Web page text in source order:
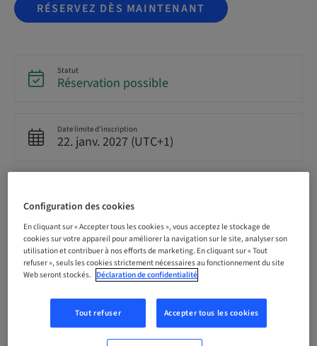
RÉSERVEZ DÈS MAINTENANT
Statut
Réservation possible
Date limite d’inscription
22. janv. 2027 (UTC+1)
EUR 259.00
Langue
Allemand
9.00 Points
Configuration des cookies
En cliquant sur « Accepter tous les cookies », vous acceptez le stockage de
cookies sur votre appareil pour améliorer la navigation sur le site, analyser son
utilisation et contribuer à nos efforts de marketing. En cliquant sur « Tout
refuser », seuls les cookies strictement nécessaires au fonctionnement du site
Web seront stockés. Déclaration de confidentialité
Tout refuser Accepter tous les cookies